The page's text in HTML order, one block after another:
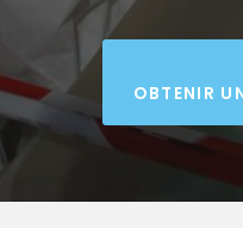
OBTENIR